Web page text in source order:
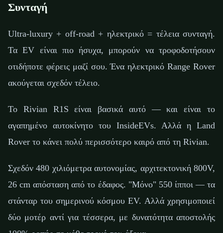
Συνταγή
Ultra-luxury + off-road + ηλεκτρικό = τέλεια συνταγή.
Τα EV είναι πιο ήσυχα, μπορούν να τροφοδοτήσουν
οτιδήποτε φέρεις μαζί σου. Ένα ηλεκτρικό Range Rover
ακούγεται σχεδόν τέλειο.
Το Rivian R1S είναι βασικά αυτό — και είναι το
αγαπημένο αυτοκίνητο του InsideEVs. Αλλά η Land
Rover το κάνει πολύ περισσότερο καιρό από τη Rivian.
Σχεδόν 480 χιλιόμετρα αυτονομίας, αρχιτεκτονική 800V,
26 cm απόσταση από το έδαφος. "Μόνο" 550 ίπποι — τα
στάνταρ του σημερινού κόσμου EV. Αλλά χρησιμοποιεί
δύο μοτέρ αντί για τέσσερα, με δυνατότητα αποστολής